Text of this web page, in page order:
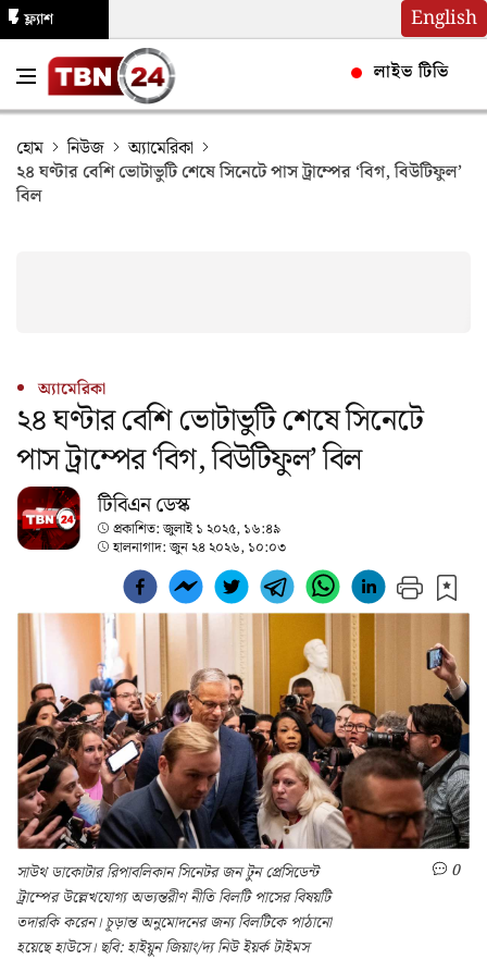
English
ফ্ল্যাশ
লাইভ টিভি
হোম নিউজ
অ্যামেরিকা
২৪ ঘণ্টার বেশি ভোটাভুটি শেষে সিনেটে পাস ট্রাম্পের ‘বিগ, বিউটিফুল’
বিল
অ্যামেরিকা
২৪ ঘণ্টার বেশি ভোটাভুটি শেষে সিনেটে
পাস ট্রাম্পের ‘বিগ, বিউটিফুল’ বিল
টিবিএন ডেস্ক
প্রকাশিত:জুলাই ১ ২০২৫, ১৬:৪৯
হালনাগাদ:জুন ২৪ ২০২৬, ১০:০৩
সাউথ ডাকোটার রিপাবলিকান সিনেটর জন টুন প্রেসিডেন্ট
ট্রাম্পের উল্লেখযোগ্য অভ্যন্তরীণ নীতি বিলটি পাসের বিষয়টি
তদারকি করেন। চূড়ান্ত অনুমোদনের জন্য বিলটিকে পাঠানো
হয়েছে হাউসে। ছবি: হাইয়ুন জিয়াং/দ্য নিউ ইয়র্ক টাইমস
0